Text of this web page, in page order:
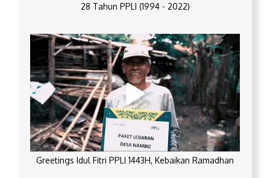
28 Tahun PPLI (1994 - 2022)
Greetings Idul Fitri PPLI 1443H, Kebaikan Ramadhan